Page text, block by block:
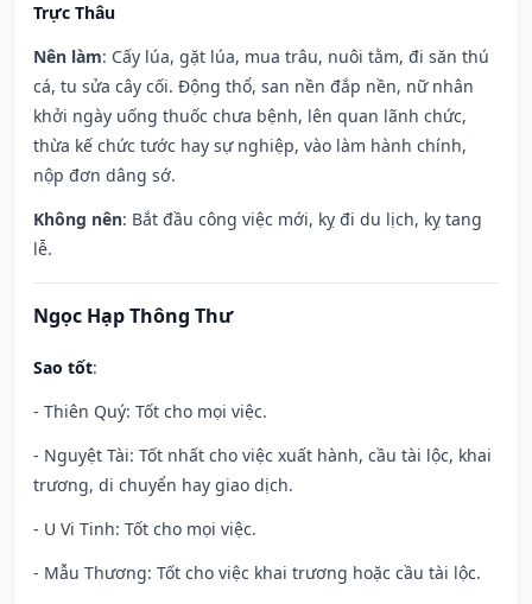
Trực Thâu
Nên làm: Cấy lúa, gặt lúa, mua trâu, nuôi tằm, đi săn thú
cá, tu sửa cây cối. Động thổ, san nền đắp nền, nữ nhân
khởi ngày uống thuốc chưa bệnh, lên quan lãnh chức,
thừa kế chức tước hay sự nghiệp, vào làm hành chính,
nộp đơn dâng sớ.
Không nên: Bắt đầu công việc mới, kỵ đi du lịch, kỵ tang
lễ.
Ngọc Hạp Thông Thư
Sao tốt:
- Thiên Quý: Tốt cho mọi việc.
- Nguyệt Tài: Tốt nhất cho việc xuất hành, cầu tài lộc, khai
trương, di chuyển hay giao dịch.
- U Vi Tinh: Tốt cho mọi việc.
- Mẫu Thương: Tốt cho việc khai trương hoặc cầu tài lộc.